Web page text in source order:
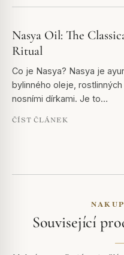
Nasya Oil: The
Ritual
Co je Nasya? Nasya je
bylinného oleje,
nosními dírkami. Je to…
ČÍST ČLÁNEK
Související